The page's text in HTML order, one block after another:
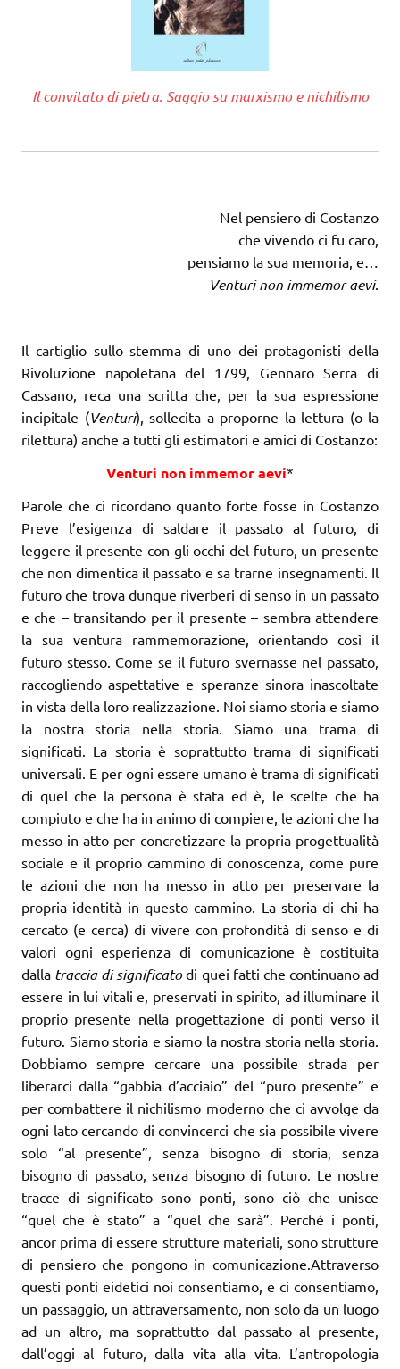
Il convitato di pietra. Saggio su marxismo e nichilismo
Nel pensiero di Costanzo
che vivendo ci fu caro,
pensiamo la sua memoria, e…
Venturi non immemor aevi.
Il cartiglio sullo stemma di uno dei protagonisti della
Rivoluzione napoletana del 1799, Gennaro Serra di
Cassano, reca una scritta che, per la sua espressione
incipitale (Venturi), sollecita a proporne la lettura (o la
rilettura) anche a tutti gli estimatori e amici di Costanzo:
Venturi non immemor aevi*
Parole che ci ricordano quanto forte fosse in Costanzo
Preve l’esigenza di saldare il passato al futuro, di
leggere il presente con gli occhi del futuro, un presente
che non dimentica il passato e sa trarne insegnamenti. Il
futuro che trova dunque riverberi di senso in un passato
e che – transitando per il presente – sembra attendere
la sua ventura rammemorazione, orientando così il
futuro stesso. Come se il futuro svernasse nel passato,
raccogliendo aspettative e speranze sinora inascoltate
in vista della loro realizzazione. Noi siamo storia e siamo
la nostra storia nella storia. Siamo una trama di
significati. La storia è soprattutto trama di significati
universali. E per ogni essere umano è trama di significati
di quel che la persona è stata ed è, le scelte che ha
compiuto e che ha in animo di compiere, le azioni che ha
messo in atto per concretizzare la propria progettualità
sociale e il proprio cammino di conoscenza, come pure
le azioni che non ha messo in atto per preservare la
propria identità in questo cammino. La storia di chi ha
cercato (e cerca) di vivere con profondità di senso e di
valori ogni esperienza di comunicazione è costituita
dalla traccia di significatodi quei fatti che continuano ad
essere in lui vitali e, preservati in spirito, ad illuminare il
proprio presente nella progettazione di ponti verso il
futuro. Siamo storia e siamo la nostra storia nella storia.
Dobbiamo sempre cercare una possibile strada per
liberarci dalla “gabbia d’acciaio” del “puro presente” e
per combattere il nichilismo moderno che ci avvolge da
ogni lato cercando di convincerci che sia possibile vivere
solo “al presente”, senza bisogno di storia, senza
bisogno di passato, senza bisogno di futuro. Le nostre
tracce di significato sono ponti, sono ciò che unisce
“quel che è stato” a “quel che sarà”. Perché i ponti,
ancor prima di essere strutture materiali, sono strutture
di pensiero che pongono in comunicazione.Attraverso
questi ponti eidetici noi consentiamo, e ci consentiamo,
un passaggio, un attraversamento, non solo da un luogo
ad un altro, ma soprattutto dal passato al presente,
dall’oggi al futuro, dalla vita alla vita. L’antropologia